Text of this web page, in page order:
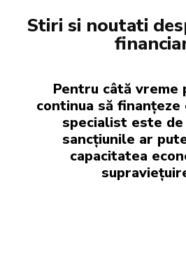
Stiri si noutati
Pentru câtă vreme
continua să
specialist este
sancțiunile ar
capacitatea